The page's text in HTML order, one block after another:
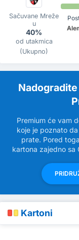
Sačuvane Mreže
u
40%
od utakmica
(Ukupno)
Premium će vam
koje je poznato
prate. Pored
kartona zajedno sa
Kartoni